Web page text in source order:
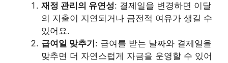
재정 관리의 유연성: 결제일을 변경하면 이달
의 지출이 지연되거나 금전적 여유가 생길 수
있어요.
급여일 맞추기 : 급여를 받는 날짜와 결제일을
맞추면 더 자연스럽게 자금을 운영할 수 있어